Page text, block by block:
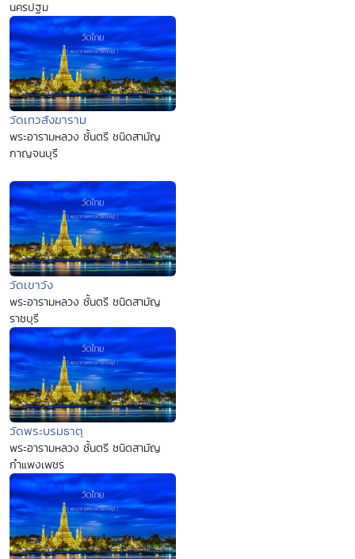
นครปฐม
วัดเทวสังฆาราม
พระอารามหลวง ชั้นตรี ชนิดสามัญ
กาญจนบุรี
วัดเขาวัง
พระอารามหลวง ชั้นตรี ชนิดสามัญ
ราชบุรี
วัดพระบรมธาตุ
พระอารามหลวง ชั้นตรี ชนิดสามัญ
กำแพงเพชร